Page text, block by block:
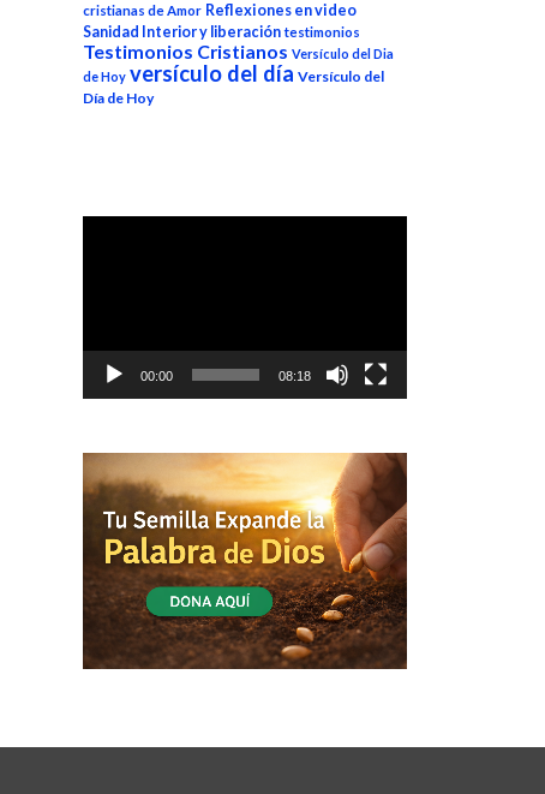
cristianas de Amor Reflexiones en video
Sanidad Interior y liberación testimonios
Testimonios Cristianos Versículo del Dia
de Hoy versículo del día Versículo del
Día de Hoy
Reproductor
00:00 08:18